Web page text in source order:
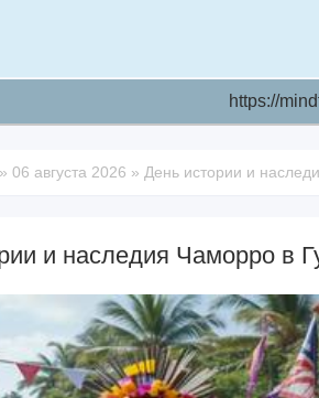
https://
» 06 августа 2026 » День истории и
и наследия Чаморро в